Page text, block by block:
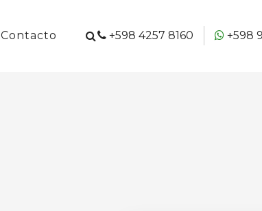
Contacto +598 4257 8160 +598